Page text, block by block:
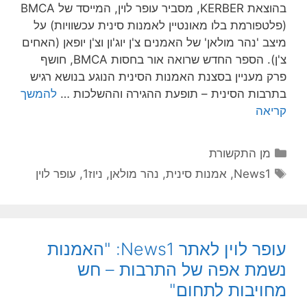
בהוצאת KERBER, מסביר עופר לוין, המייסד של BMCA
(פלטפורמת בלו מאונטיין לאמנות סינית עכשוויות) על
מיצב 'נהר מולאן' של האמנים צ'ן יוג'ון וצ'ן יופאן (האחים
צ'ן). הספר החדש שרואה אור בחסות BMCA, חושף
פרק מעניין בסצנת האמנות הסינית הנוגע בנושא רגיש
בתרבות הסינית – תופעת ההגירה וההשלכות … להמשך
קריאה
קטגוריות
מן התקשורת
תגיות
News1
, אמנות סינית, נהר מולאן, ניוז1 , עופר לוין
עופר לוין לאתר News1: "האמנות
נשמת אפה של התרבות – חש
מחויבות לתחום"